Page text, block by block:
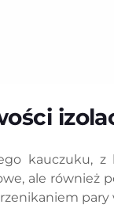
kauczuku,
ale również
pary